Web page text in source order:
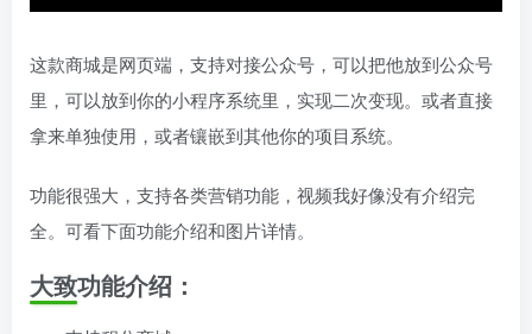
这款商城是网页端，支持对接公众号，可以把他放到公众号
里，可以放到你的小程序系统里，实现二次变现。或者直接
拿来单独使用，或者镶嵌到其他你的项目系统。
功能很强大，支持各类营销功能，视频我好像没有介绍完
全。可看下面功能介绍和图片详情。
大致功能介绍：